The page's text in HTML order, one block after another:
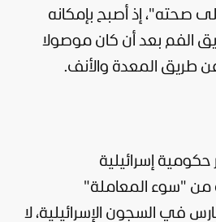
صحته"، إذ أصبح بإمكانه
الفم بعد أن كان موصولا
عن طريق المعدة والأنف.
إسرائيلية
من "سوء المعاملة"
في السجون الإسرائيلية، لا